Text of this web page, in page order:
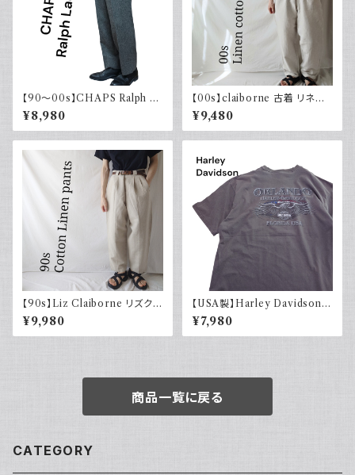
【90～00s】CHAPS Ralph La
uren チャップス ラルフローレン
¥8,980
【00s】claiborne 古着 リネン
コットンパンツ ツータック
¥9,480
【90s】Liz Claiborne リズクレ
イボーン コットンリネンパンツ
ツータック ワイド スラックス 古
着
¥9,980
【USA製】Harley Davidson
ハーレーダビッドソン プリントT
シャツ 古着 フェードグレー 00s
イーグル 大きめ
¥7,980
商品一覧に戻る
CATEGORY